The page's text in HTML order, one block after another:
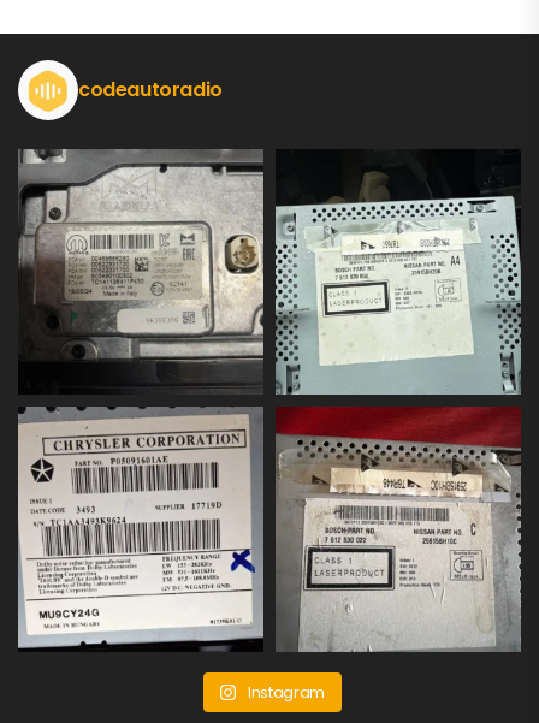
codeautoradio
Instagram